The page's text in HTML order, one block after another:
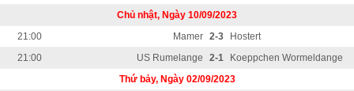
Chủ nhật, Ngày 10/09/2023
21:00
Mamer 2-3
Hostert
21:00
US Rumelange 2-1
Koeppchen Wormeldange
Thứ bảy, Ngày 02/09/2023